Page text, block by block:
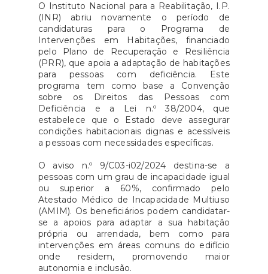
O Instituto Nacional para a Reabilitação, I.P.
(INR) abriu novamente o período de
candidaturas para o Programa de
Intervenções em Habitações, financiado
pelo Plano de Recuperação e Resiliência
(PRR), que apoia a adaptação de habitações
para pessoas com deficiência. Este
programa tem como base a Convenção
sobre os Direitos das Pessoas com
Deficiência e a Lei n.º 38/2004, que
estabelece que o Estado deve assegurar
condições habitacionais dignas e acessíveis
a pessoas com necessidades específicas.
O aviso n.º 9/C03-i02/2024 destina-se a
pessoas com um grau de incapacidade igual
ou superior a 60%, confirmado pelo
Atestado Médico de Incapacidade Multiuso
(AMIM). Os beneficiários podem candidatar-
se a apoios para adaptar a sua habitação
própria ou arrendada, bem como para
intervenções em áreas comuns do edifício
onde residem, promovendo maior
autonomia e inclusão.